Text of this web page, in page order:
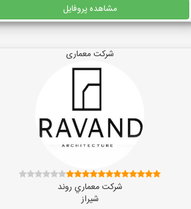
مشاهده پروفایل
شرکت معماری
شركت معماري روند
شیراز